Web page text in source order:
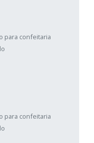
para confeitaria
para confeitaria